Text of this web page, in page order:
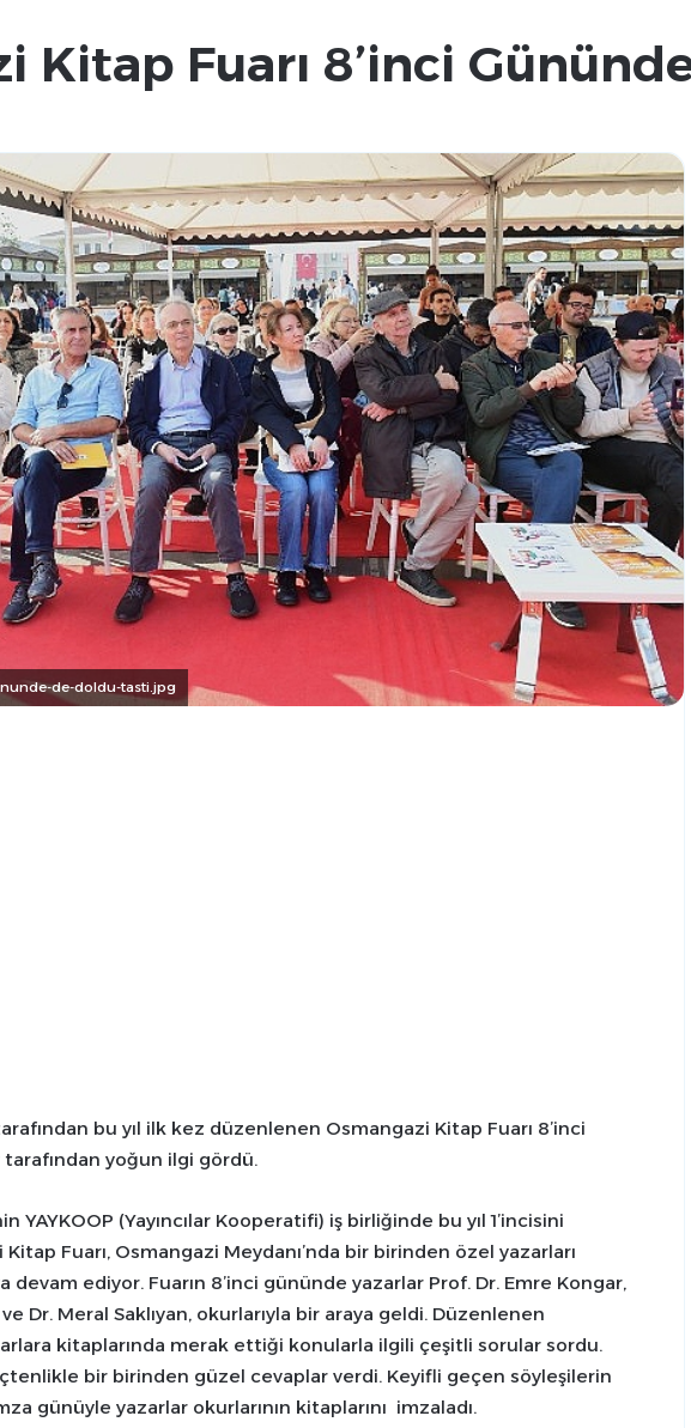
Kitap Fuarı 8’inci
de-doldu-tasti.jpg
bu yıl ilk kez düzenlenen Osmangazi Kitap Fuarı 8’inci
yoğun ilgi gördü.
YAYKOOP (Yayıncılar Kooperatifi) iş birliğinde bu yıl 1’incisini
Fuarı, Osmangazi Meydanı’nda bir birinden özel yazarları
devam ediyor. Fuarın 8’inci gününde yazarlar Prof. Dr. Emre Kongar,
Dr. Meral Saklıyan, okurlarıyla bir araya geldi. Düzenlenen
kitaplarında merak ettiği konularla ilgili çeşitli sorular sordu.
bir birinden güzel cevaplar verdi. Keyifli geçen söyleşilerin
günüyle yazarlar okurlarının kitaplarını imzaladı.